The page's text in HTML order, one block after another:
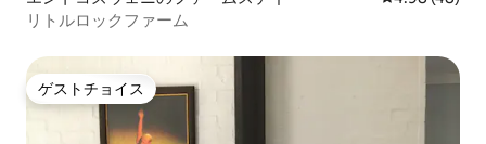
リトルロックファーム
ゲストチョイス
ゲストチョイス